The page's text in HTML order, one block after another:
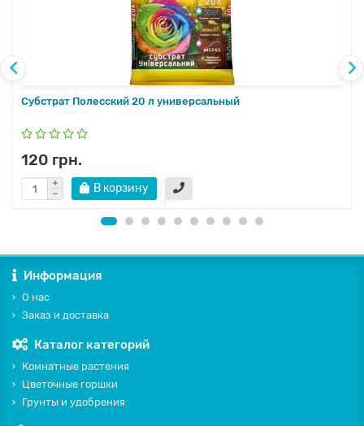
Субстрат Полесский 20 л универсальный
120 грн.
В корзину
Информация
О нас
Заказ и доставка
Каталог категорий
Комнатные растения
Цветочные горшки
Грунты и удобрения